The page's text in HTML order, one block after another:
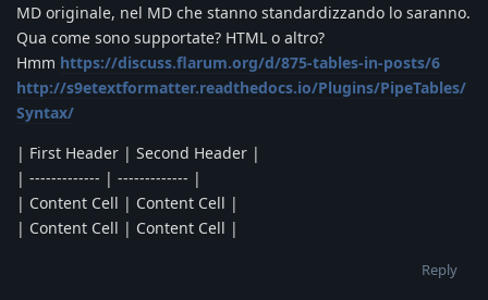
MD originale, nel MD che stanno standardizzando lo saranno.
Qua come sono supportate? HTML o altro?
Hmm https://discuss.flarum.org/d/875-tables-in-posts/6
http://s9etextformatter.readthedocs.io/Plugins/PipeTables/
Syntax/
| First Header | Second Header |
| ------------- | ------------- |
| Content Cell | Content Cell |
| Content Cell | Content Cell |
Reply